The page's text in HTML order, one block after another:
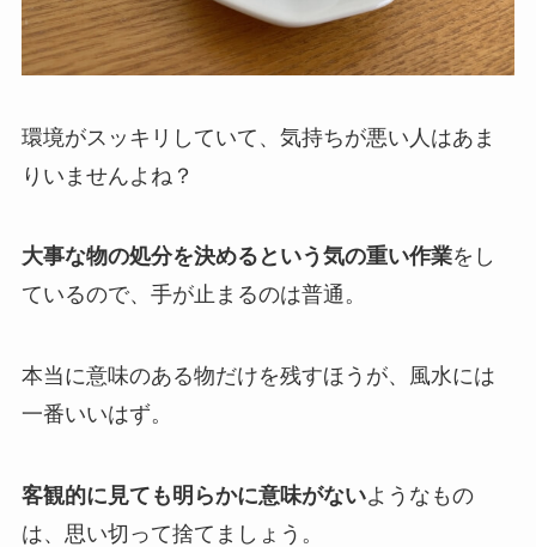
環境がスッキリしていて、気持ちが悪い人はあま
りいませんよね？
大事な物の処分を決めるという気の重い作業をし
ているので、手が止まるのは普通。
本当に意味のある物だけを残すほうが、風水には
一番いいはず。
客観的に見ても明らかに意味がないようなもの
は、思い切って捨てましょう。